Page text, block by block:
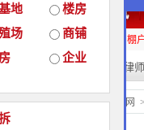
权 | 征地维权
征地补偿 违章拆迁补偿 棚
热门搜索: 拆迁律师
： 北京创为律师事务所官网
地
楼房
场
商铺
企业